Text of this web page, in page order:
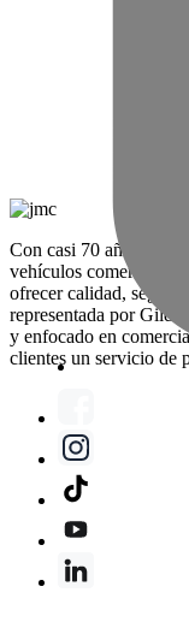
Con casi 70 años de
vehículos comerciales
ofrecer calidad,
representada por
y enfocado en
clientes un servicio de